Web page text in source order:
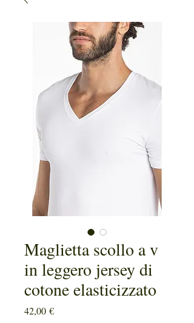
Maglietta scollo a v
in leggero jersey di
cotone elasticizzato
42,00 €Prezzo